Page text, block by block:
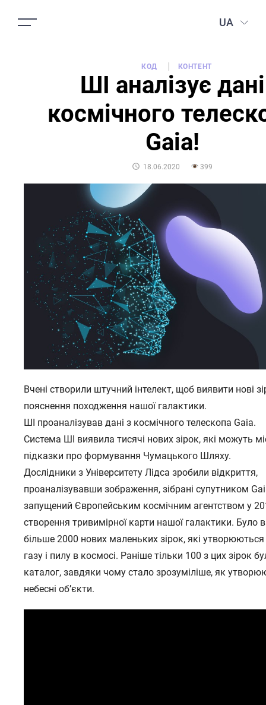
UA
КОД КОНТЕНТ
ШІ аналізує дані
космічного
Gaia!
POSTED
18.06.2020 399
Вчені створили штучний інтелект, щоб виявити нові
пояснення походження нашої галактики.
ШІ проаналізував дані з космічного телескопа Gaia.
Система ШІ виявила тисячі нових зірок, які можуть
підказки про формування Чумацького Шляху.
Дослідники з Університету Лідса зробили відкриття,
проаналізувавши зображення, зібрані супутником
запущений Європейським космічним агентством у
створення тривимірної карти нашої галактики. Було
більше 2000 нових маленьких зірок, які
газу і пилу в космосі. Раніше тільки 100 з цих зірок
каталог, завдяки чому стало зрозуміліше, як
небесні об’єкти.